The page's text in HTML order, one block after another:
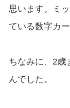
思います。ミ
ている数字カ
ちなみに、2歳
んでした。